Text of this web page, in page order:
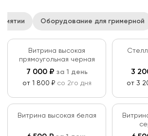
Вес кг
Материалы
Оборудование для гримерной
Витрина высокая
прямоугольная черная
7 000₽ за 1 день
от 1 800 ₽ со 2го дня
3
от 3
Витрина высокая белая